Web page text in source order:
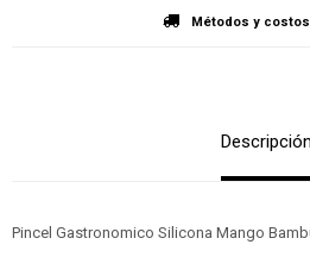
Métodos y
Descripción
Pincel Gastronomico Silicona Mango